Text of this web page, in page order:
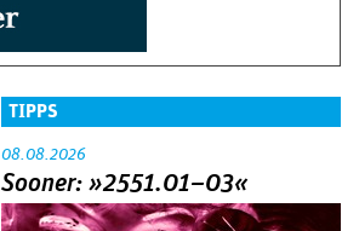
TIPPS
08.08.2026
Sooner: »2551.01–03«